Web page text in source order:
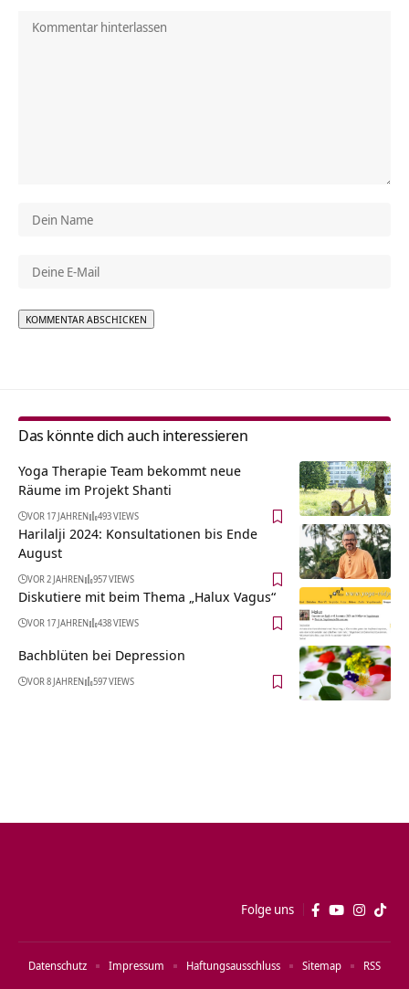
Das könnte dich auch interessieren
Yoga Therapie Team bekommt neue
Räume im Projekt Shanti
VOR 17 JAHREN 493 VIEWS
Harilalji 2024: Konsultationen bis Ende
August
VOR 2 JAHREN 957 VIEWS
Diskutiere mit beim Thema „Halux Vagus“
VOR 17 JAHREN 438 VIEWS
Bachblüten bei Depression
VOR 8 JAHREN 597 VIEWS
Folge uns
Datenschutz Impressum Haftungsausschluss Sitemap RSS